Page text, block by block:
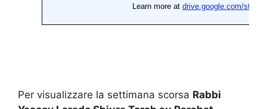
Per visualizzare la settimana scorsa Rabbi